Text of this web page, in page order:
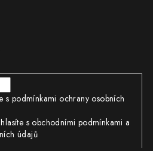
s podmínkami ochrany osobních
s obchodními podmínkami a
údajů